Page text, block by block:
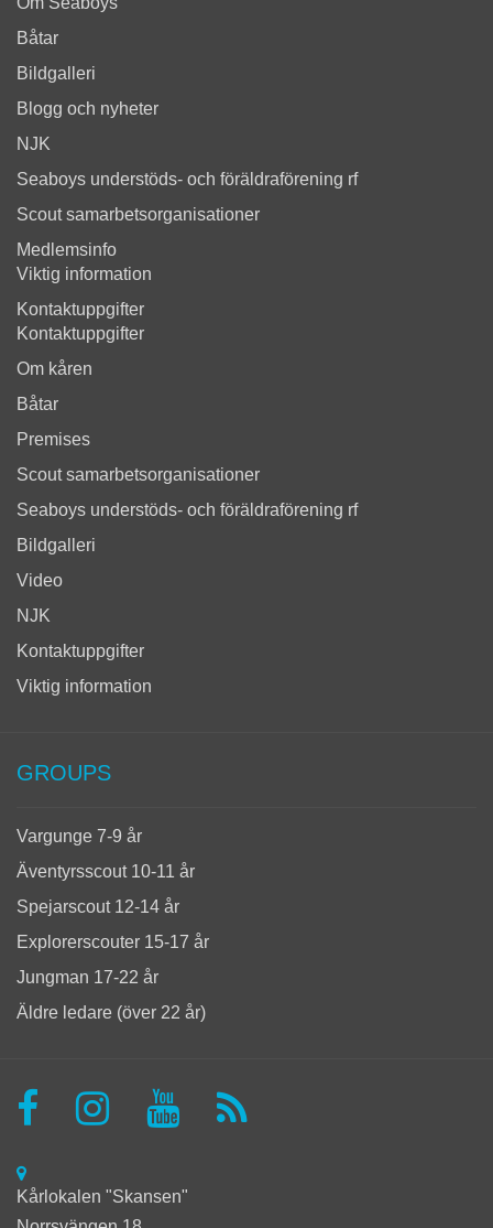
Båtar
Bildgalleri
Blogg och nyheter
NJK
Seaboys understöds- och föräldraförening rf
Scout samarbetsorganisationer
Medlemsinfo
Viktig information
Kontaktuppgifter
Kontaktuppgifter
Om kåren
Båtar
Premises
Scout samarbetsorganisationer
Seaboys understöds- och föräldraförening rf
Bildgalleri
Video
NJK
Kontaktuppgifter
Viktig information
GROUPS
Vargunge 7-9 år
Äventyrsscout 10-11 år
Spejarscout 12-14 år
Explorerscouter 15-17 år
Jungman 17-22 år
Äldre ledare (över 22 år)
Kårlokalen "Skansen"